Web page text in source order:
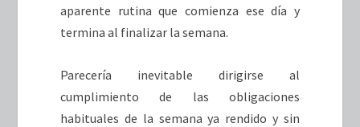
aparente rutina que comienza ese día y
termina al finalizar la semana.
Parecería inevitable dirigirse al
cumplimiento de las obligaciones
habituales de la semana ya rendido y sin